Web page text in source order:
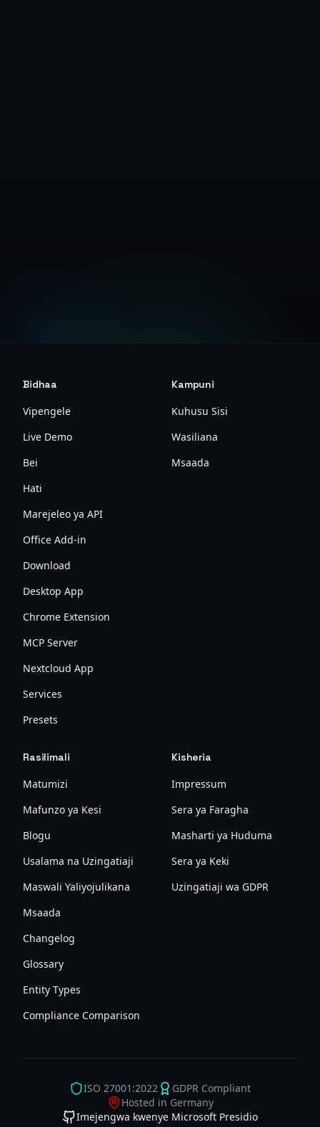
Bidhaa
Vipengele
Live Demo
Bei
Hati
Marejeleo ya API
Office Add-in
Download
Desktop App
Chrome Extension
MCP Server
Nextcloud App
Services
Presets
Kampuni
Kuhusu Sisi
Wasiliana
Msaada
Rasilimali
Matumizi
Mafunzo ya Kesi
Blogu
Usalama na Uzingatiaji
Maswali Yaliyojulikana
Msaada
Changelog
Glossary
Entity Types
Compliance Comparison
Kisheria
Impressum
Sera ya Faragha
Masharti ya Huduma
Sera ya Keki
Uzingatiaji wa GDPR
ISO 27001:2022
GDPR Compliant
Hosted in Germany
Imejengwa kwenye Microsoft Presidio